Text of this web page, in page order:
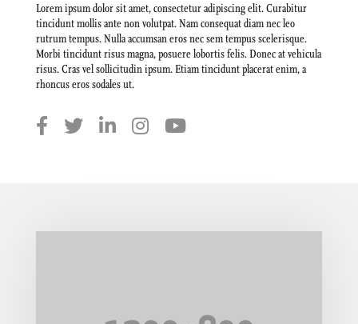
Lorem ipsum dolor sit amet, consectetur adipiscing elit. Curabitur
tincidunt mollis ante non volutpat. Nam consequat diam nec leo
rutrum tempus. Nulla accumsan eros nec sem tempus scelerisque.
Morbi tincidunt risus magna, posuere lobortis felis. Donec at vehicula
risus. Cras vel sollicitudin ipsum. Etiam tincidunt placerat enim, a
rhoncus eros sodales ut.